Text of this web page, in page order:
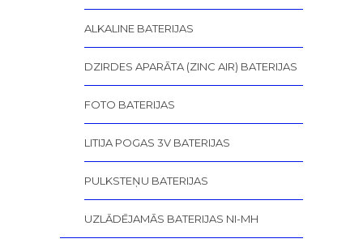
ALKALINE BATERIJAS
DZIRDES APARĀTA (ZINC AIR) BATERIJAS
FOTO BATERIJAS
LITIJA POGAS 3V BATERIJAS
PULKSTEŅU BATERIJAS
UZLĀDĒJAMĀS BATERIJAS NI-MH